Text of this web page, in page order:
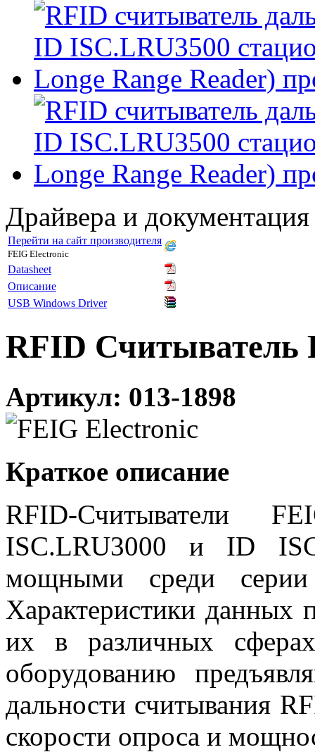
Драйвера и документация
Перейти на сайт производителя
FEIG Electronic
Datasheet
Описание
USB Windows Driver
RFID Считыватель
Артикул: 013-1898
Краткое описание
RFID-Считыватели
ISC.LRU3000 и ID
мощными среди
Характеристики данных
их в различных
оборудованию
дальности считывания
скорости опроса и